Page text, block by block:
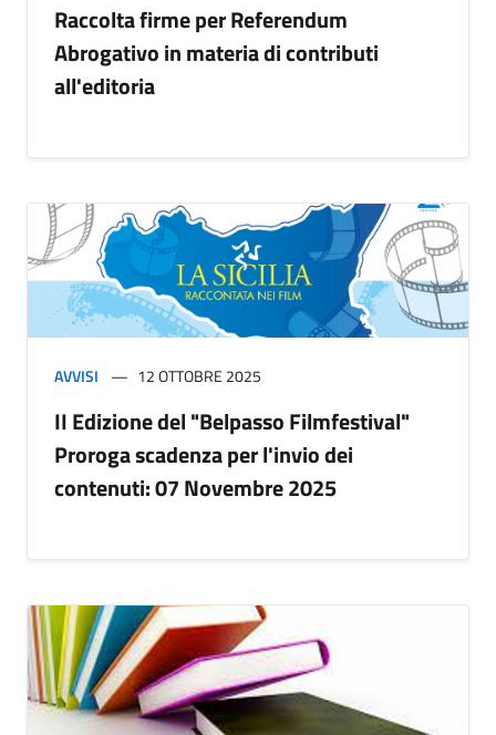
Raccolta firme per Referendum
Abrogativo in materia di contributi
all'editoria
AVVISI 12 OTTOBRE 2025
II Edizione del "Belpasso Filmfestival"
Proroga scadenza per l'invio dei
contenuti: 07 Novembre 2025